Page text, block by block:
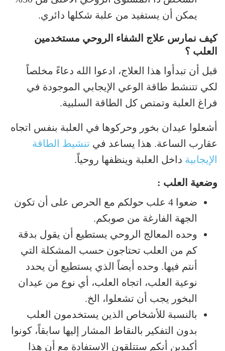
يمكن أن يستفيد من علبة شكلها دائري.
كيف نمارس علاج الشفاء الروحي مستخدمين
العلب ؟
قبل أن تبدأوا هذا العلاج، ادعوا الله دعاءً مخلصاً
لكي تتنشط طاقة الوعي الإيجابي الموجودة في
فراغ العلبة وتمتص كل الطاقة السلبية.
أشعلوا عيدان بخور وحركوها في العلبة بنفس اتجاه
عقارب الساعة. هذا يساعد في تنشيط الطاقة
الإيجابية داخل العلبة وينظفها روحياً.
وضعية العلب :
ضعوا 4 علب حولكم مع الحرص على أن تكون
الجهة الفارغة من صوبكم.
وحده المعالج الروحي يستطيع أن يقول بدقة
كم من العلب تحتاجون حسب المشكلة التي
أنتم فيها. وحده أيضاً الذي يستطيع أن يحدد
نوعية العلب، اتجاه العلب، أي نوع من عيدان
البخور يجب أن تشعلوا، الخ.
بالنسبة للأشخاص الذين يستخدمون العلب
بدون التفكير بالنقاط المشار إليها سابقاً، كونوا
أكيدين أنكم ستتلقون الاستفادة مع أن هذا